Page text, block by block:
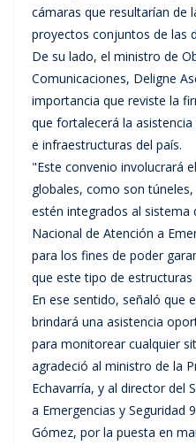
cámaras que resultarían de
proyectos conjuntos de las
De su lado, el ministro de
Comunicaciones, Deligne
importancia que reviste la
que fortalecerá la
e infraestructuras del país.
"Este convenio involucrará
globales, como son
estén integrados al
Nacional de Atención a
para los fines de poder
que este tipo de
En ese sentido, señaló que
brindará una asistencia
para monitorear cualquier
agradeció al ministro de la
Echavarría, y al director del
a Emergencias y Seguridad
Gómez, por la puesta en